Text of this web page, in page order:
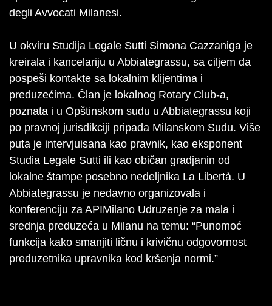
degli Avvocati Milanesi.
U okviru Studija Legale Sutti Simona Cazzaniga je
kreirala i kancelariju u Abbiategrassu, sa ciljem da
pospeši kontakte sa lokalnim klijentima i
preduzećima. Član je lokalnog Rotary Club-a,
poznata i u Opštinskom sudu u Abbiategrassu koji
po pravnoj jurisdikciji pripada Milanskom Sudu. Više
puta je intervjuisana kao pravnik, kao eksponent
Studia Legale Sutti ili kao običan gradjanin od
lokalne štampe posebno nedeljnika La Libertà. U
Abbiategrassu je nedavno organizovala i
konferenciju za APIMilano Udruzenje za mala i
srednja preduzeća u Milanu na temu: “Punomoć
funkcija kako smanjiti ličnu i krivičnu odgovornost
preduzetnika upravnika kod kršenja normi.”